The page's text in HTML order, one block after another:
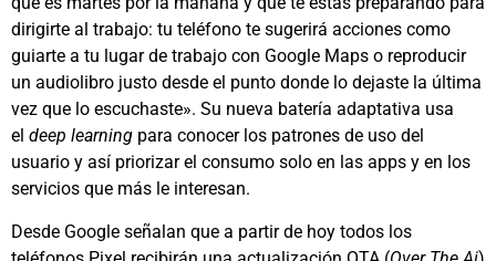
dirigirte al trabajo: tu teléfono te sugerirá acciones como
guiarte a tu lugar de trabajo con Google Maps o reproducir
un audiolibro justo desde el punto donde lo dejaste la última
vez que lo escuchaste». Su nueva batería adaptativa usa
el deep learning para conocer los patrones de uso del
usuario y así priorizar el consumo solo en las apps y en los
servicios que más le interesan.
Desde Google señalan que a partir de hoy todos los